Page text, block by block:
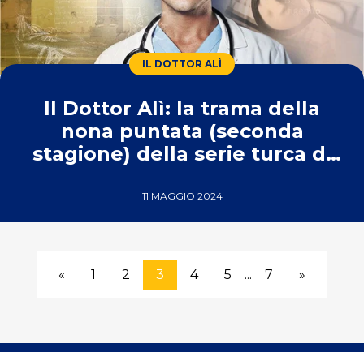
IL DOTTOR ALÌ
Il Dottor Alì: la trama della
nona puntata (seconda
stagione) della serie turca di
11 MAGGIO 2024
« 1 2 3 4 5 ... 7 »